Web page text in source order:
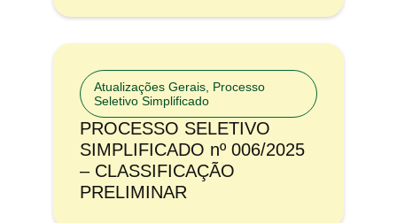
Atualizações Gerais Processo
Seletivo Simplificado
PROCESSO SELETIVO
SIMPLIFICADO nº 006/2025
– CLASSIFICAÇÃO
PRELIMINAR